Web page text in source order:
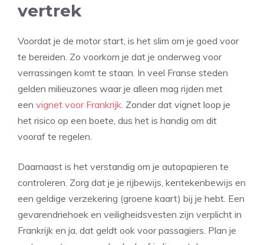
vertrek
Voordat je de motor start, is het slim om je goed voor
te bereiden. Zo voorkom je dat je onderweg voor
verrassingen komt te staan. In veel Franse steden
gelden milieuzones waar je alleen mag rijden met
een vignet voor Frankrijk. Zonder dat vignet loop je
het risico op een boete, dus het is handig om dit
vooraf te regelen.
Daarnaast is het verstandig om je autopapieren te
controleren. Zorg dat je je rijbewijs, kentekenbewijs en
een geldige verzekering (groene kaart) bij je hebt. Een
gevarendriehoek en veiligheidsvesten zijn verplicht in
Frankrijk en ja, dat geldt ook voor passagiers. Plan je